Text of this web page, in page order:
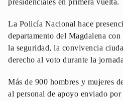
presidenciales en primera vuelta.
La Policía Nacional hace
departamento del Magdalena
la seguridad, la convivencia
derecho al voto durante la
Más de 900 hombres y mujeres
al personal de apoyo enviado